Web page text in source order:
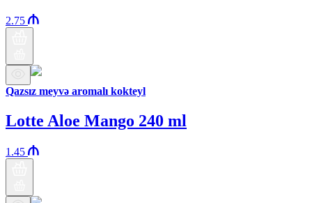
2.75
Qazsız meyvə aromalı kokteyl
Lotte Aloe Mango 240 ml
1.45